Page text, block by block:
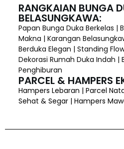
RANGKAIAN BUNGA
BELASUNGKAWA:
Papan Bunga Duka Berkelas |
Makna | Karangan
Berduka Elegan | Standing
Dekorasi Rumah Duka Indah
Penghiburan
PARCEL & HAMPERS
Hampers Lebaran | Parcel
Sehat & Segar | Hampers